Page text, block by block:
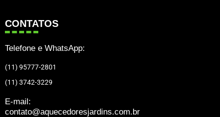
CONTATOS
Telefone e WhatsApp:
(11) 95777-2801
(11) 3742-3229
E-mail:
contato@aquecedoresjardins.com.br